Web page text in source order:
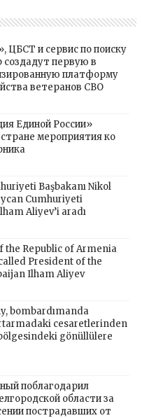
ЦБСТ и сервис по поиску
создадут первую в
платформу
ветеранов СВО
Единой России»
мероприятия ко
Başbakanı Nikol
Cumhuriyeti
Aliyev’i aradı
the Republic of Armenia
President of the
Ilham Aliyev
bombardımanda
cesaretlerinden
gönüllülere
поблагодарил
области за
пострадавших от